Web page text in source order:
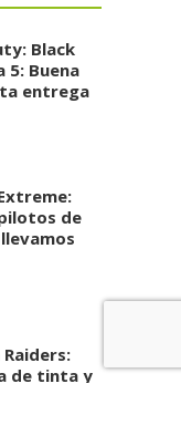
Black
5: Buena
entrega
de
de tinta y